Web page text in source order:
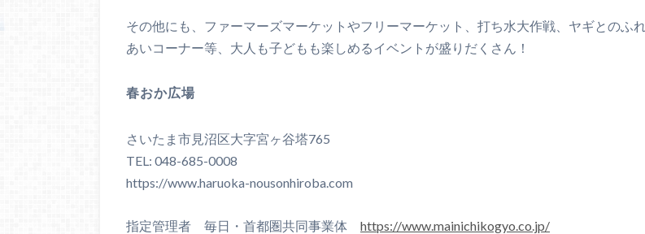
その他にも、ファーマーズマーケットやフリーマーケット、打ち水大作戦、ヤギとのふれ
あいコーナー等、大人も子どもも楽しめるイベントが盛りだくさん！
春おか広場
さいたま市見沼区大字宮ヶ谷塔765
TEL: 048-685-0008
https://www.haruoka-nousonhiroba.com
指定管理者 毎日・首都圏共同事業体 https://www.mainichikogyo.co.jp/